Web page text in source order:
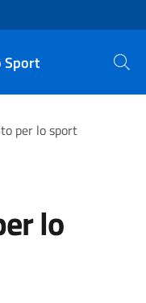
Sport Cerca
per lo sport
lo